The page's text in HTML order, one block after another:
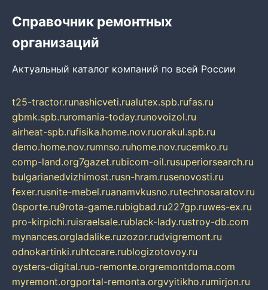
Справочник ремонтных
организаций
Актуальный каталог компаний по всей России
t25-tractor.runashicveti.rualutex.spb.rufas.ru
gbmk.spb.ruromania-today.runovoizol.ru
airheat-spb.rufisika.home.nov.ruorakul.spb.ru
demo.home.nov.rumnso.ruhome.nov.rucemko.ru
comp-land.org7gazet.rubicom-oil.rusuperiorsearch.ru
bulgarianedvizhimost.rusn-hram.rusenovosti.ru
fexer.rusnite-mebel.ruanamvkusno.rutechnosaratov.ru
0sporte.ru9rota-game.rubigbad.ru227gp.ruwes-ex.ru
pro-kirpichi.ruisraelsale.rublack-lady.rustroy-db.com
mynances.orgladalike.ruzozor.rudvigremont.ru
odnokartinki.ruhtccare.rublogizotovoy.ru
oysters-digital.ruo-remonte.orgremontdoma.com
myremont.orgportal-remonta.orgvyitikho.rumirjon.ru